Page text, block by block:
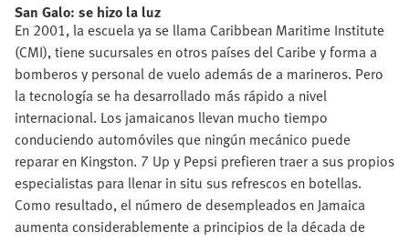
San Galo: se hizo la luz
En 2001, la escuela ya se llama Caribbean Maritime Institute
(CMI), tiene sucursales en otros países del Caribe y forma a
bomberos y personal de vuelo además de a marineros. Pero
la tecnología se ha desarrollado más rápido a nivel
internacional. Los jamaicanos llevan mucho tiempo
conduciendo automóviles que ningún mecánico puede
reparar en Kingston. 7 Up y Pepsi prefieren traer a sus propios
especialistas para llenar in situ sus refrescos en botellas.
Como resultado, el número de desempleados en Jamaica
aumenta considerablemente a principios de la década de